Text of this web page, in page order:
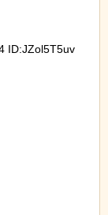
ID:JZol5T5uv